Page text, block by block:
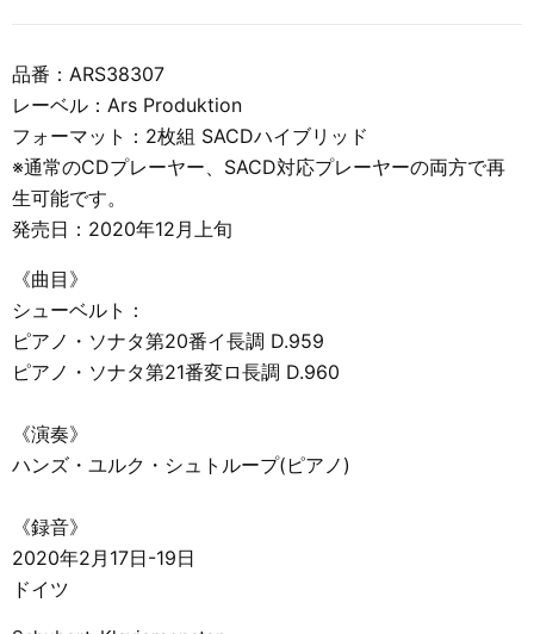
品番：ARS38307
レーベル：Ars Produktion
フォーマット：2枚組 SACDハイブリッド
※通常のCDプレーヤー、SACD対応プレーヤーの両方で再
生可能です。
発売日：2020年12月上旬
《曲目》
シューベルト：
ピアノ・ソナタ第20番イ長調 D.959
ピアノ・ソナタ第21番変ロ長調 D.960
《演奏》
ハンズ・ユルク・シュトループ(ピアノ)
《録音》
2020年2月17日-19日
ドイツ